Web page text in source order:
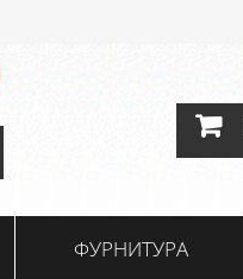
ФУРНИТУРА